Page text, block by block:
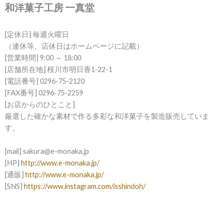
和洋菓子工房 一真堂
[定休日] 毎週火曜日
（連休等、店休日はホームページに記載）
[営業時間] 9:00 ～ 18:00
[店舗所在地] 桜川市明日香1-22-1
[電話番号] 0296-75-2120
[FAX番号] 0296-75-2259
[お店からのひとこと]
厳選した確かな素材で作る多彩な和洋菓子を製造販売していま
す。
[mail] sakura@e-monaka.jp
[HP] http://www.e-monaka.jp/
[通販] http://www.e-monaka.jp/
[SNS] https://www.instagram.com/isshindoh/